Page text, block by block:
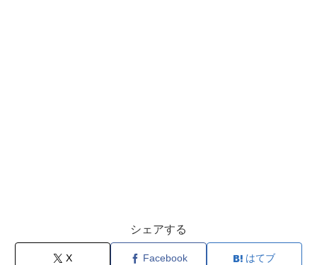
シェアする
X Facebook はてブ